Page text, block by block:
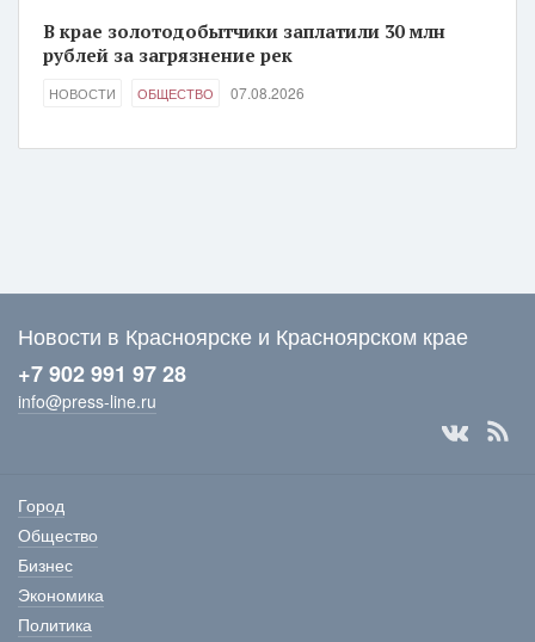
В крае золотодобытчики заплатили 30 млн
рублей за загрязнение рек
НОВОСТИ ОБЩЕСТВО 07.08.2026
Новости в Красноярске и Красноярском крае
+7 902 991 97 28
info@press-line.ru
Город
Общество
Бизнес
Экономика
Политика